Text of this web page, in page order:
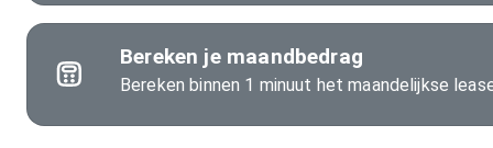
Bereken je maandbedrag
Bereken binnen 1 minuut het maandelijkse